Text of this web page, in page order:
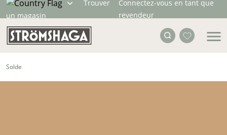
Trouver
un magasin
Connectez-vous en tant que
revendeur
Solde